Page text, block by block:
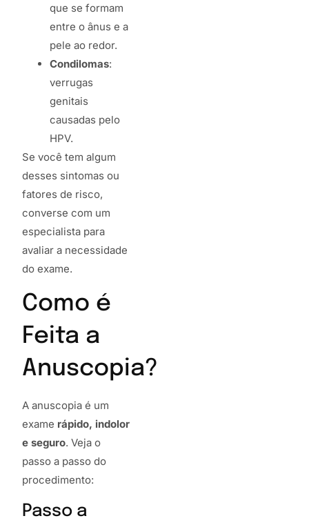
que se formam
entre o ânus e a
pele ao redor.
Condilomas:
verrugas
genitais
causadas pelo
HPV.
Se você tem algum
desses sintomas ou
fatores de risco,
converse com um
especialista para
avaliar a necessidade
do exame.
Como é
Feita a
Anuscopia?
A anuscopia é um
exame rápido, indolor
e seguro. Veja o
passo a passo do
procedimento:
Passo a